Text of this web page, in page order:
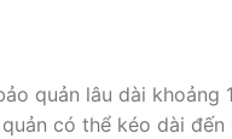
quản lâu dài khoảng
có thể kéo dài đến